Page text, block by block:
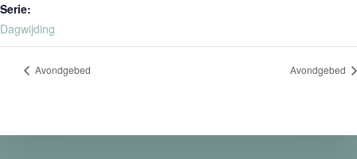
Serie:
Dagwijding
Avondgebed Avondgebed